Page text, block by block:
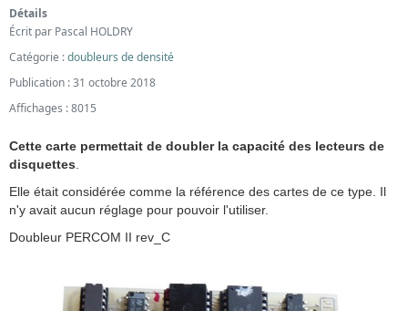
Détails
Écrit par Pascal HOLDRY
Catégorie :doubleurs de densité
Publication : 31 octobre 2018
Affichages : 8015
Cette carte permettait de doubler la capacité des lecteurs de
disquettes
Elle était considérée comme la référence des cartes de ce type. Il
n'y avait aucun réglage pour pouvoir l'utiliser.
Doubleur PERCOM II rev_C